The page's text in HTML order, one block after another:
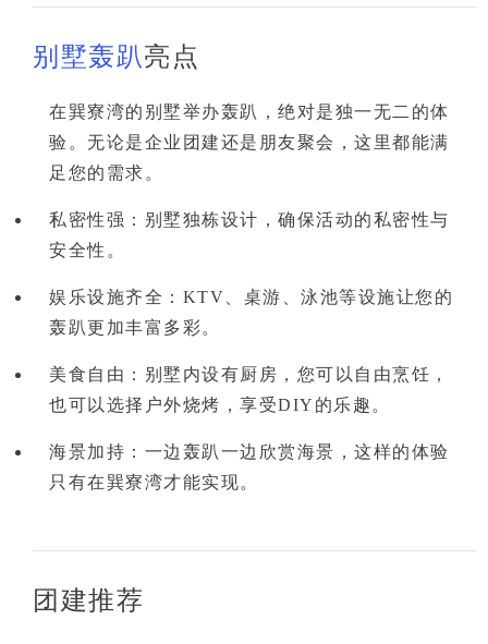
别墅轰趴亮点
在巽寮湾的别墅举办轰趴，绝对是独一无二 的体
验。无论是企业团建还是朋友聚会，这里都能满
足您的需求。
私密性强 ：别墅独栋设计，确保活动的私密性与
安全性。
娱乐设施齐全 ：KTV、桌游、泳池等设施让您的
轰趴更加丰富多彩。
美食自由 ：别墅内设有厨房，您可以自由烹饪，
也可以选择户外烧烤，享受DIY的乐趣。
海景加持 ：一边轰趴一边欣赏海景，这样的体验
只有在巽寮湾才能实现。
团建推荐